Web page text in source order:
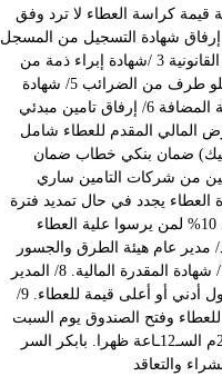
كراسة العطاء لا ترد وفق
الاتية: 1/ إرفاق شهادة التسجيل من المسجل
التجاري 2 /الدمغة القانونية 3 /شهادة إبراء ذمة من
الزكاة 4/ شهادة خلو طرف من الضرائب 5/ شهادة
تسجيل على القيمة المضافة 6/ إرفاق تامين مبدئي
المالي المقدم للعطاء شامل
شيك) ضمان بنكي خطاب ضمان
من شركات التامين ساري
العطاء يجدد في حال تمديد فترة
العطاء ويكمل الى 10% لمن يرسوا علية العطاء
مدير عام هيئة الطرق والجسور
ومصارف المياه. 7/ شهادة المقدرة المالية. 8/ المدير
العام غير مقيد بقبول أدني أو أعلى قيمة للعطاء. 9/
للعطاء وفتح الصندوق يوم السبت
الموافق 2025/7/12م السـ12ـاعة ظهرا. بابكر السر
والتعاقد